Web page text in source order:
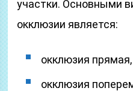
участки. Основными
окклюзии является:
окклюзия прямая,
окклюзия